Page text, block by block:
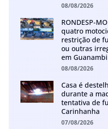
08/08/2026
RONDESP-
quatro
restrição de
ou outras
em
08/08/2026
Casa é
durante a
tentativa de
Carinhanha
07/08/2026